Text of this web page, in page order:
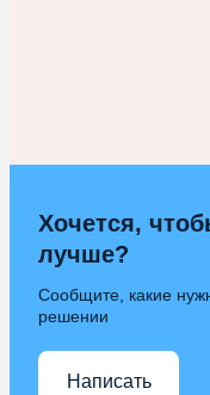
Хочется,
лучше?
Сообщите, какие
решении
Написать